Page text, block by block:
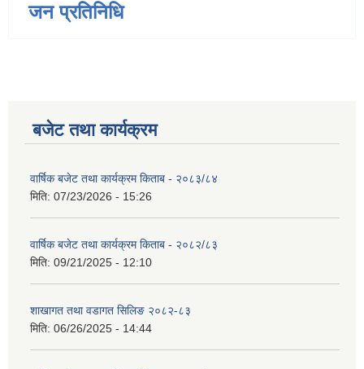
जन प्रतिनिधि
बजेट तथा कार्यक्रम
वार्षिक बजेट तथा कार्यक्रम किताब - २०८३/८४
मिति: 07/23/2026 - 15:26
वार्षिक बजेट तथा कार्यक्रम किताब - २०८२/८३
मिति: 09/21/2025 - 12:10
शाखागत तथा वडागत सिलिङ २०८२-८३
मिति: 06/26/2025 - 14:44